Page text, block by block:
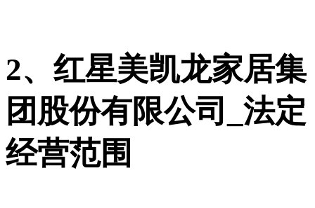
2、红星美凯龙家居集
团股份有限公司_法定
经营范围